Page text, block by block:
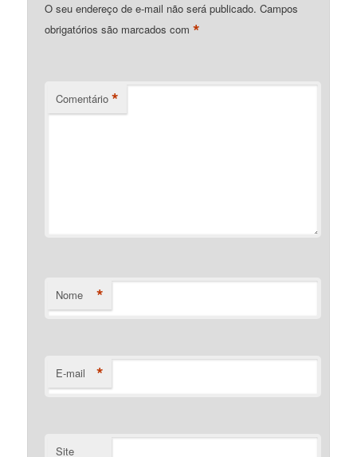
O seu endereço de e-mail não será publicado. Campos
obrigatórios são marcados com*
Comentário *
Nome *
E-mail *
Site